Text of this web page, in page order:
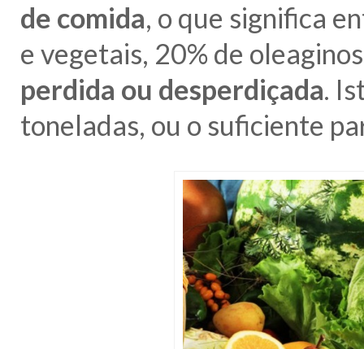
de comida, o que significa
e vegetais, 20% de
perdida ou desperdiçada.
toneladas, ou o suficiente